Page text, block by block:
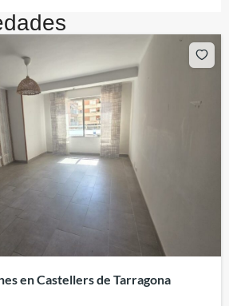
en Castellers de Tarragona